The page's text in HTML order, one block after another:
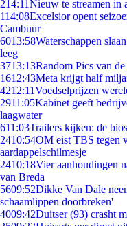
214:11Nieuw te streamen in
114:08Excelsior opent
Cambuur
6013:58Waterschappen
leeg
3713:13Random Pics van
1612:43Meta krijgt half
4212:11Voedselprijzen
2911:05Kabinet geeft
laagwater
611:03Trailers kijken: de
2410:54OM eist TBS tegen
aardappelschilmesje
2410:18Vier aanhoudingen
van Breda
5609:52Dikke Van Dale
schaamlippen doorbreken'
4009:42Duitser (93) crasht